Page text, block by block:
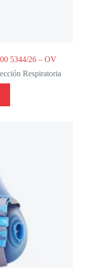
5344/26 – OV
Respiratoria